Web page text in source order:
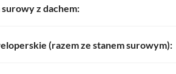
surowy z dachem:
(razem ze stanem surowym):